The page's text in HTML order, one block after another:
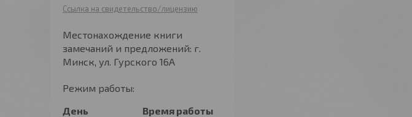
Ссылка на свидетельство/лицензию
Местонахождение книги
замечаний и предложений: г.
Минск, ул. Гурского 16А
Режим работы:
День
Время работы